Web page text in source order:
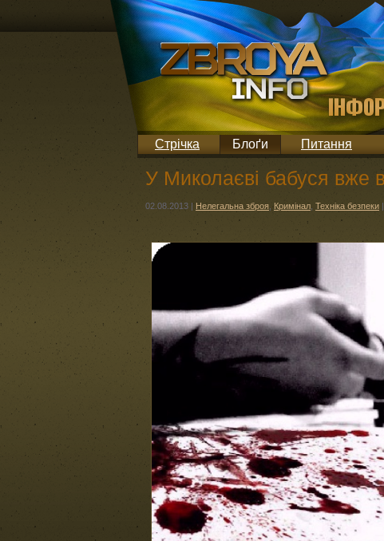
Стрічка Блоґи Питання
У Миколаєві бабуся вже
02.08.2013 | Нелегальна зброя Кримінал Техніка безпеки |